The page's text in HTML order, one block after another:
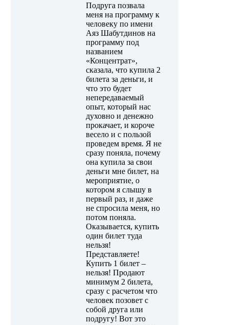
Подруга позвала
меня на программу к
человеку по имени
Аяз Шабутдинов на
программу под
названием
«Концентрат»,
сказала, что купила 2
билета за деньги, и
что это будет
непередаваемый
опыт, который нас
духовно и денежно
прокачает, и короче
весело и с пользой
проведем время. Я не
сразу поняла, почему
она купила за свои
деньги мне билет, на
мероприятие, о
котором я слышу в
первый раз, и даже
не спросила меня, но
потом поняла.
Оказывается, купить
один билет туда
нельзя!
Представляете!
Купить 1 билет –
нельзя! Продают
минимум 2 билета,
сразу с расчетом что
человек позовет с
собой друга или
подругу! Вот это